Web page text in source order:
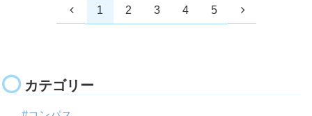
1 2 3 4 5
カテゴリー